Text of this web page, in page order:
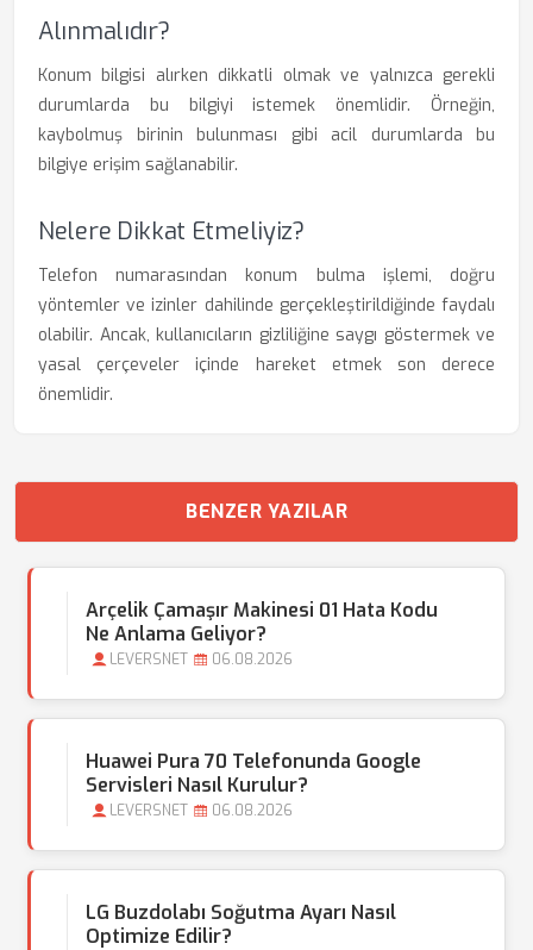
Alınmalıdır?
Konum bilgisi alırken dikkatli olmak ve yalnızca gerekli
durumlarda bu bilgiyi istemek önemlidir. Örneğin,
kaybolmuş birinin bulunması gibi acil durumlarda bu
bilgiye erişim sağlanabilir.
Nelere Dikkat Etmeliyiz?
Telefon numarasından konum bulma işlemi, doğru
yöntemler ve izinler dahilinde gerçekleştirildiğinde faydalı
olabilir. Ancak, kullanıcıların gizliliğine saygı göstermek ve
yasal çerçeveler içinde hareket etmek son derece
önemlidir.
BENZER YAZILAR
Arçelik Çamaşır Makinesi 01 Hata Kodu
Ne Anlama Geliyor?
LEVERSNET 06.08.2026
Huawei Pura 70 Telefonunda Google
Servisleri Nasıl Kurulur?
LEVERSNET 06.08.2026
LG Buzdolabı Soğutma Ayarı Nasıl
Optimize Edilir?